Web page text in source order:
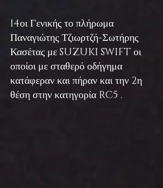
14οι Γενικής το πλήρωμα
Παναγιώτης Τζιωρτζή-Σωτήρης
Κασέτας με SUZUKI SWIFT οι
οποίοι με σταθερό οδήγημα
κατάφεραν και πήραν και την 2η
θέση στην κατηγορία RC5 .